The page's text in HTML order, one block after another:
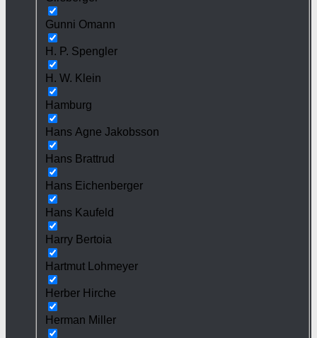
Gunni Omann
H. P. Spengler
H. W. Klein
Hamburg
Hans Agne Jakobsson
Hans Brattrud
Hans Eichenberger
Hans Kaufeld
Harry Bertoia
Hartmut Lohmeyer
Herber Hirche
Herman Miller